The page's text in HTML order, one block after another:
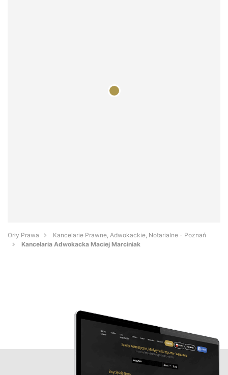
Orły Prawa
Kancelarie Prawne, Adwokackie, Notarialne - Poznań
Kancelaria Adwokacka Maciej Marciniak